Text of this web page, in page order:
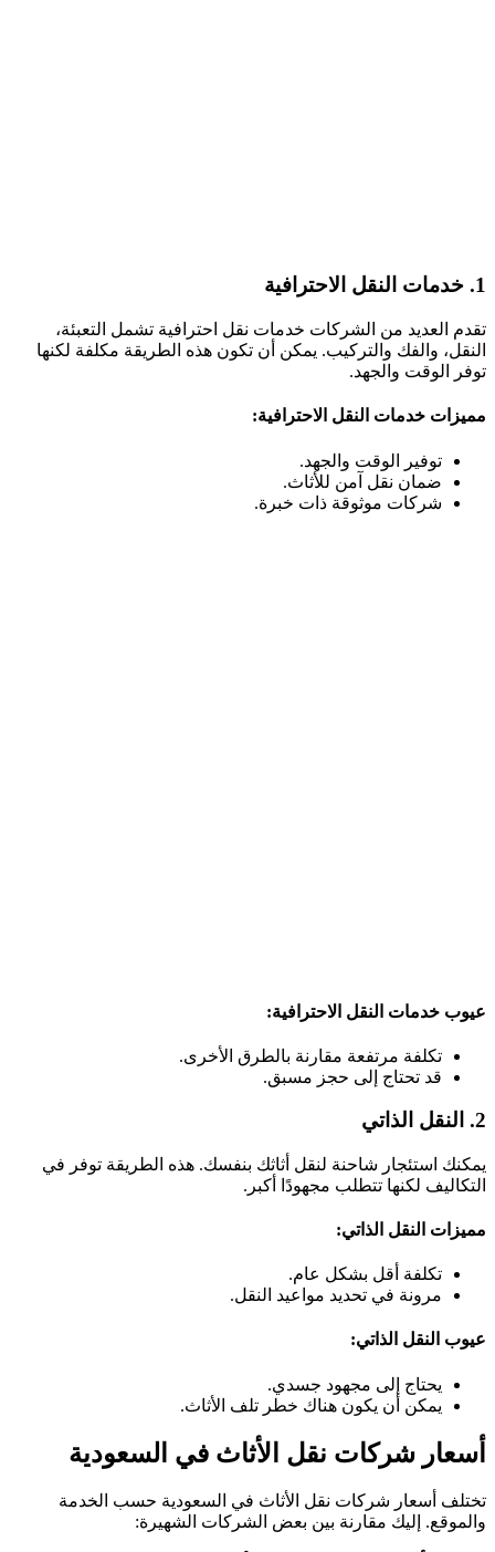
1. خدمات النقل الاحترافية
تقدم العديد من الشركات خدمات نقل احترافية تشمل التعبئة،
النقل، والفك والتركيب. يمكن أن تكون هذه الطريقة مكلفة لكنها
توفر الوقت والجهد.
مميزات خدمات النقل الاحترافية:
توفير الوقت والجهد.
ضمان نقل آمن للأثاث.
شركات موثوقة ذات خبرة.
عيوب خدمات النقل الاحترافية:
تكلفة مرتفعة مقارنة بالطرق الأخرى.
قد تحتاج إلى حجز مسبق.
2. النقل الذاتي
يمكنك استئجار شاحنة لنقل أثاثك بنفسك. هذه الطريقة توفر في
التكاليف لكنها تتطلب مجهودًا أكبر.
مميزات النقل الذاتي:
تكلفة أقل بشكل عام.
مرونة في تحديد مواعيد النقل.
عيوب النقل الذاتي:
يحتاج إلى مجهود جسدي.
يمكن أن يكون هناك خطر تلف الأثاث.
أسعار شركات نقل الأثاث في السعودية
تختلف أسعار شركات نقل الأثاث في السعودية حسب الخدمة
والموقع. إليك مقارنة بين بعض الشركات الشهيرة: